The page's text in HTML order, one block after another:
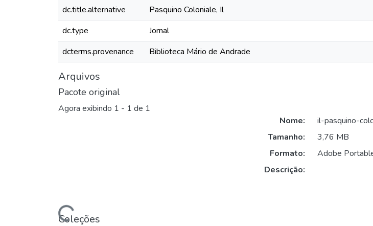
dc.title.alternative
Pasquino Coloniale, Il
dc.type
Jornal
dcterms.provenance
Biblioteca Mário de Andrade
Arquivos
Pacote original
Agora exibindo 1 - 1 de 1
Carregando...
Nome:
il-pasquino-
Tamanho:
3,76 MB
Formato:
Adobe
Descrição:
Coleções